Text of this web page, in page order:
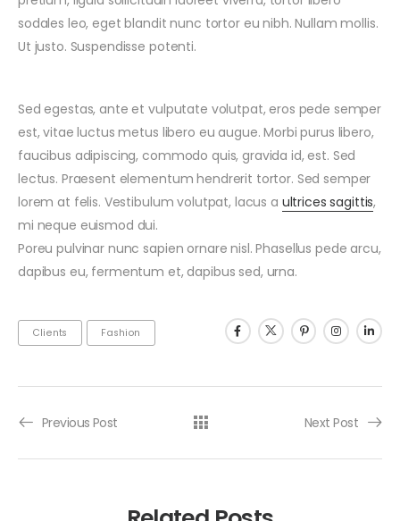
sodales leo, eget blandit nunc tortor eu nibh. Nullam mollis.
Ut justo. Suspendisse potenti.
Sed egestas, ante et vulputate volutpat, eros pede semper
est, vitae luctus metus libero eu augue. Morbi purus libero,
faucibus adipiscing, commodo quis, gravida id, est. Sed
lectus. Praesent elementum hendrerit tortor. Sed semper
lorem at felis. Vestibulum volutpat, lacus a ultrices sagittis,
mi neque euismod dui.
Poreu pulvinar nunc sapien ornare nisl. Phasellus pede arcu,
dapibus eu, fermentum et, dapibus sed, urna.
Clients Fashion
Previous Post Next Post